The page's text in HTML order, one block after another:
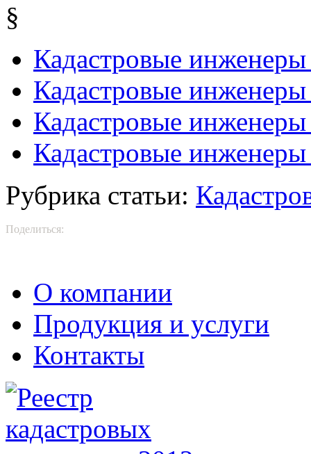
§
Кадастровые
Кадастровые
Кадастровые
Кадастровые
Рубрика статьи:
Поделиться:
О компании
Продукция и услуги
Контакты